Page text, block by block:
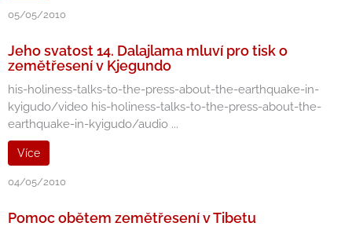
05/05/2010
Jeho svatost 14. Dalajlama mluví pro tisk o
zemětřesení v Kjegundo
his-holiness-talks-to-the-press-about-the-earthquake-in-
kyigudo/video his-holiness-talks-to-the-press-about-the-
earthquake-in-kyigudo/audio ...
Více
04/05/2010
Pomoc obětem zemětřesení v Tibetu